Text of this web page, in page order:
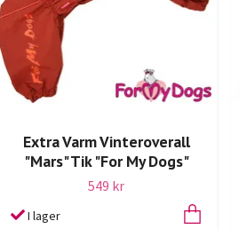
Extra Varm Vinteroverall
"Mars" Tik "For My Dogs"
549 kr
I lager